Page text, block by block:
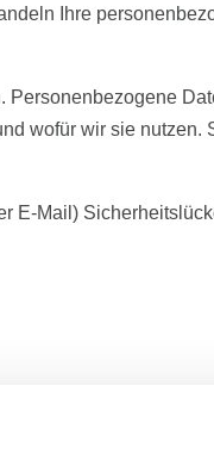
Ihre
wofür wir sie
E-Mail)